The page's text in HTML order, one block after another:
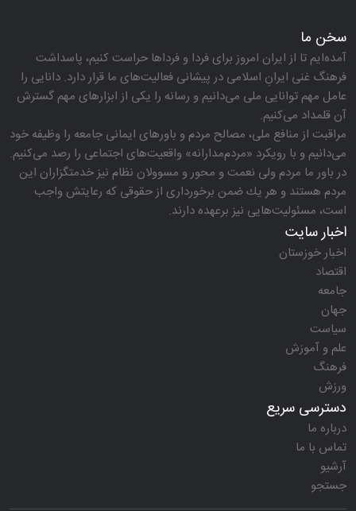
سخن ما
آمده‌ایم تا از ایران امروز برای فردا و فرداها حراست كنیم، پاسداشت
فرهنگ غنی ایرانِ اسلامی در پیشانی فعالیت‌های ما قرار دارد. دانایی را
عامل مهم توانایی ملی می‌دانیم و رسانه را یكی از ابزارهای مهم گسترش
آن قلمداد می‌كنیم.
مراقبت از منافع ملی، مصالح مردم و باورهای ایمانی جامعه را وظیفه خود
می‌دانیم و با رویكرد «مردم‌مدارانه‌» واقعیت‌های اجتماعی را رصد می‌كنیم.
در باور ما مردم ولی نعمت و محور و مسوولان نظام نیز خدمتگزاران این
مردم هستند و هر یك ضمن برخورداری از حقوقی كه رعایتش واجب
است، مسئولیت‌هایی نیز برعهده دارند.
اخبار سایت
اخبار خوزستان
اقتصاد
جامعه
جهان
سیاست
علم و آموزش
فرهنگ
ورزش
دسترسی سریع
درباره ما
تماس با ما
آرشیو
جستجو